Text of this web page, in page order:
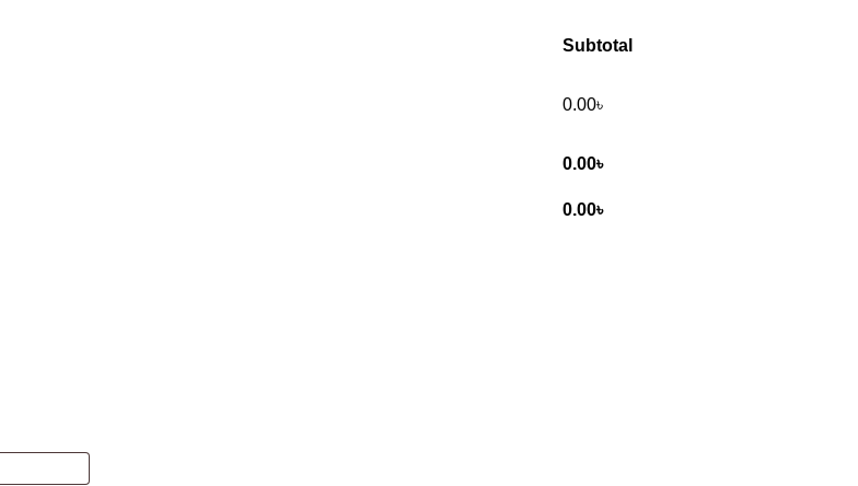
Subtotal
0.00৳
0.00৳
0.00৳